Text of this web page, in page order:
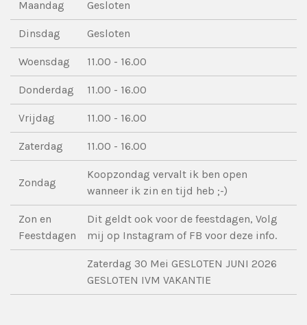
Maandag Gesloten
Dinsdag Gesloten
Woensdag 11.00 - 16.00
Donderdag 11.00 - 16.00
Vrijdag 11.00 - 16.00
Zaterdag 11.00 - 16.00
Zondag
Koopzondag vervalt ik ben open
wanneer ik zin en tijd heb ;-)
Zon en
Feestdagen
Dit geldt ook voor de feestdagen, Volg
mij op Instagram of FB voor deze info.
Zaterdag 30 Mei GESLOTEN JUNI 2026
GESLOTEN IVM VAKANTIE